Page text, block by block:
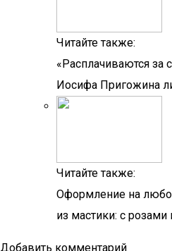
Читайте также:
«Расплачиваются за
Иосифа Пригожина
Читайте также:
Оформление на
из мастики: с
Добавить комментарий